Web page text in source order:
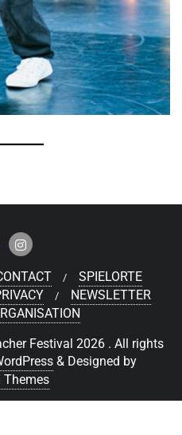
SPIELORTE
NEWSLETTER
Festival 2026 . All rights
& Designed by
Themes